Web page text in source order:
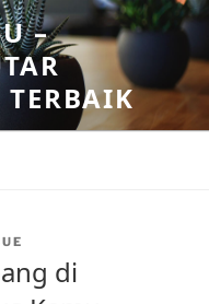
–
TERBAIK
di